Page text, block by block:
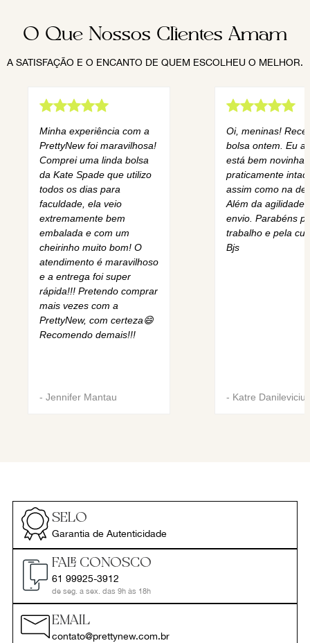
O Que Nossos Clientes Amam
A SATISFAÇÃO E O ENCANTO DE QUEM ESCOLHEU O MELHOR.
Minha experiência com a
PrettyNew foi maravilhosa!
Comprei uma linda bolsa
da Kate Spade que utilizo
todos os dias para
faculdade, ela veio
extremamente bem
embalada e com um
cheirinho muito bom! O
atendimento é maravilhoso
e a entrega foi super
rápida!!! Pretendo comprar
mais vezes com a
PrettyNew, com certeza😄
Recomendo demais!!!
- Jennifer Mantau
Oi, meninas!
bolsa ontem. Eu
está bem novinha,
praticamente
assim como na
Além da agilidade
envio. Parabéns
trabalho e pela
Bjs
- Katre Danilevicius
SELO
Garantia de Autenticidade
FALE CONOSCO
61 99925-3912
de seg. a sex. das 9h às 18h
EMAIL
contato@prettynew.com.br